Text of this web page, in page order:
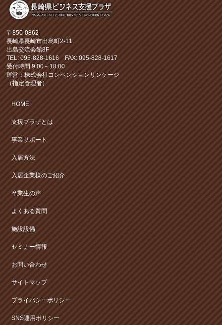
〒850-0862
長崎県長崎市出島町2-11
出島交流会館8F
TEL: 095-828-1616 FAX: 095-828-1617
受付時間 9:00～18:00
運営：株式会社コンベンションリンケージ
（指定管理者）
HOME
支援プラザとは
事業サポート
入居方法
入居企業様のご紹介
卒業生の声
よくある質問
施設設備
セミナー情報
お問い合わせ
サイトマップ
プライバシーポリシー
SNS運用ポリシー